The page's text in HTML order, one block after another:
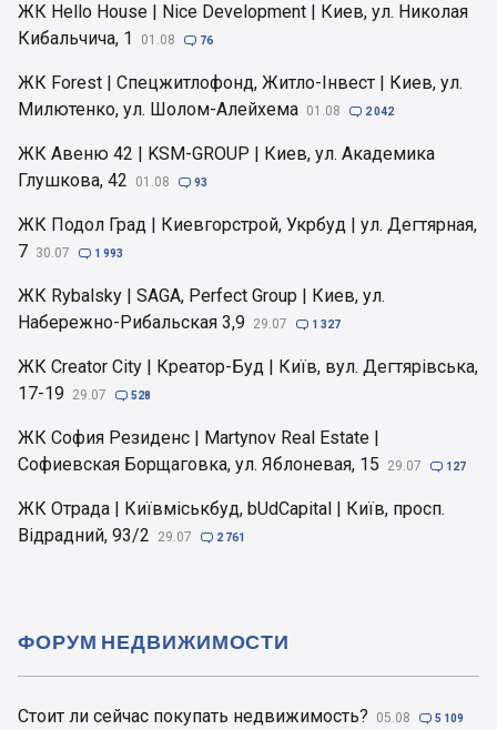
ЖК Hello House | Nice Development | Киев, ул. Николая
Кибальчича, 1
01.08  76
ЖК Forest | Спецжитлофонд, Житло-Інвест | Киев, ул.
Милютенко, ул. Шолом-Алейхема 01.08  2 042
ЖК Авеню 42 | KSM-GROUP | Киев, ул. Академика
Глушкова, 42
01.08  93
ЖК Подол Град | Киевгорстрой, Укрбуд | ул. Дегтярная,
7 30.07  1 993
ЖК Rybalsky | SAGA, Perfect Group | Киев, ул.
Набережно-Рибальская 3,9 29.07  1 327
ЖК Creator City | Креатор-Буд | Київ, вул. Дегтярівська,
17-19 29.07  528
ЖК София Резиденс | Martynov Real Estate |
Софиевская Борщаговка, ул. Яблоневая, 15
29.07  127
ЖК Отрада | Київміськбуд, bUdCapital | Київ, просп.
Відрадний, 93/2
29.07  2 761
Стоит ли сейчас покупать недвижимость? 05.08  5 109
ФОРУМ НЕДВИЖИМОСТИ